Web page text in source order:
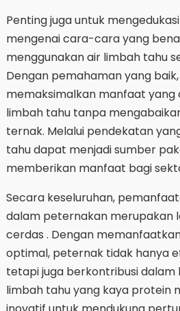
Penting juga untuk
mengenai cara-cara yang
menggunakan air limbah tahu
Dengan pemahaman yang
memaksimalkan manfaat yang
limbah tahu tanpa
ternak. Melalui pendekatan
tahu dapat menjadi sumber
memberikan manfaat bagi
Secara keseluruhan,
dalam peternakan merupakan
cerdas . Dengan
optimal, peternak tidak hanya
tetapi juga berkontribusi dalam
limbah tahu yang kaya protein